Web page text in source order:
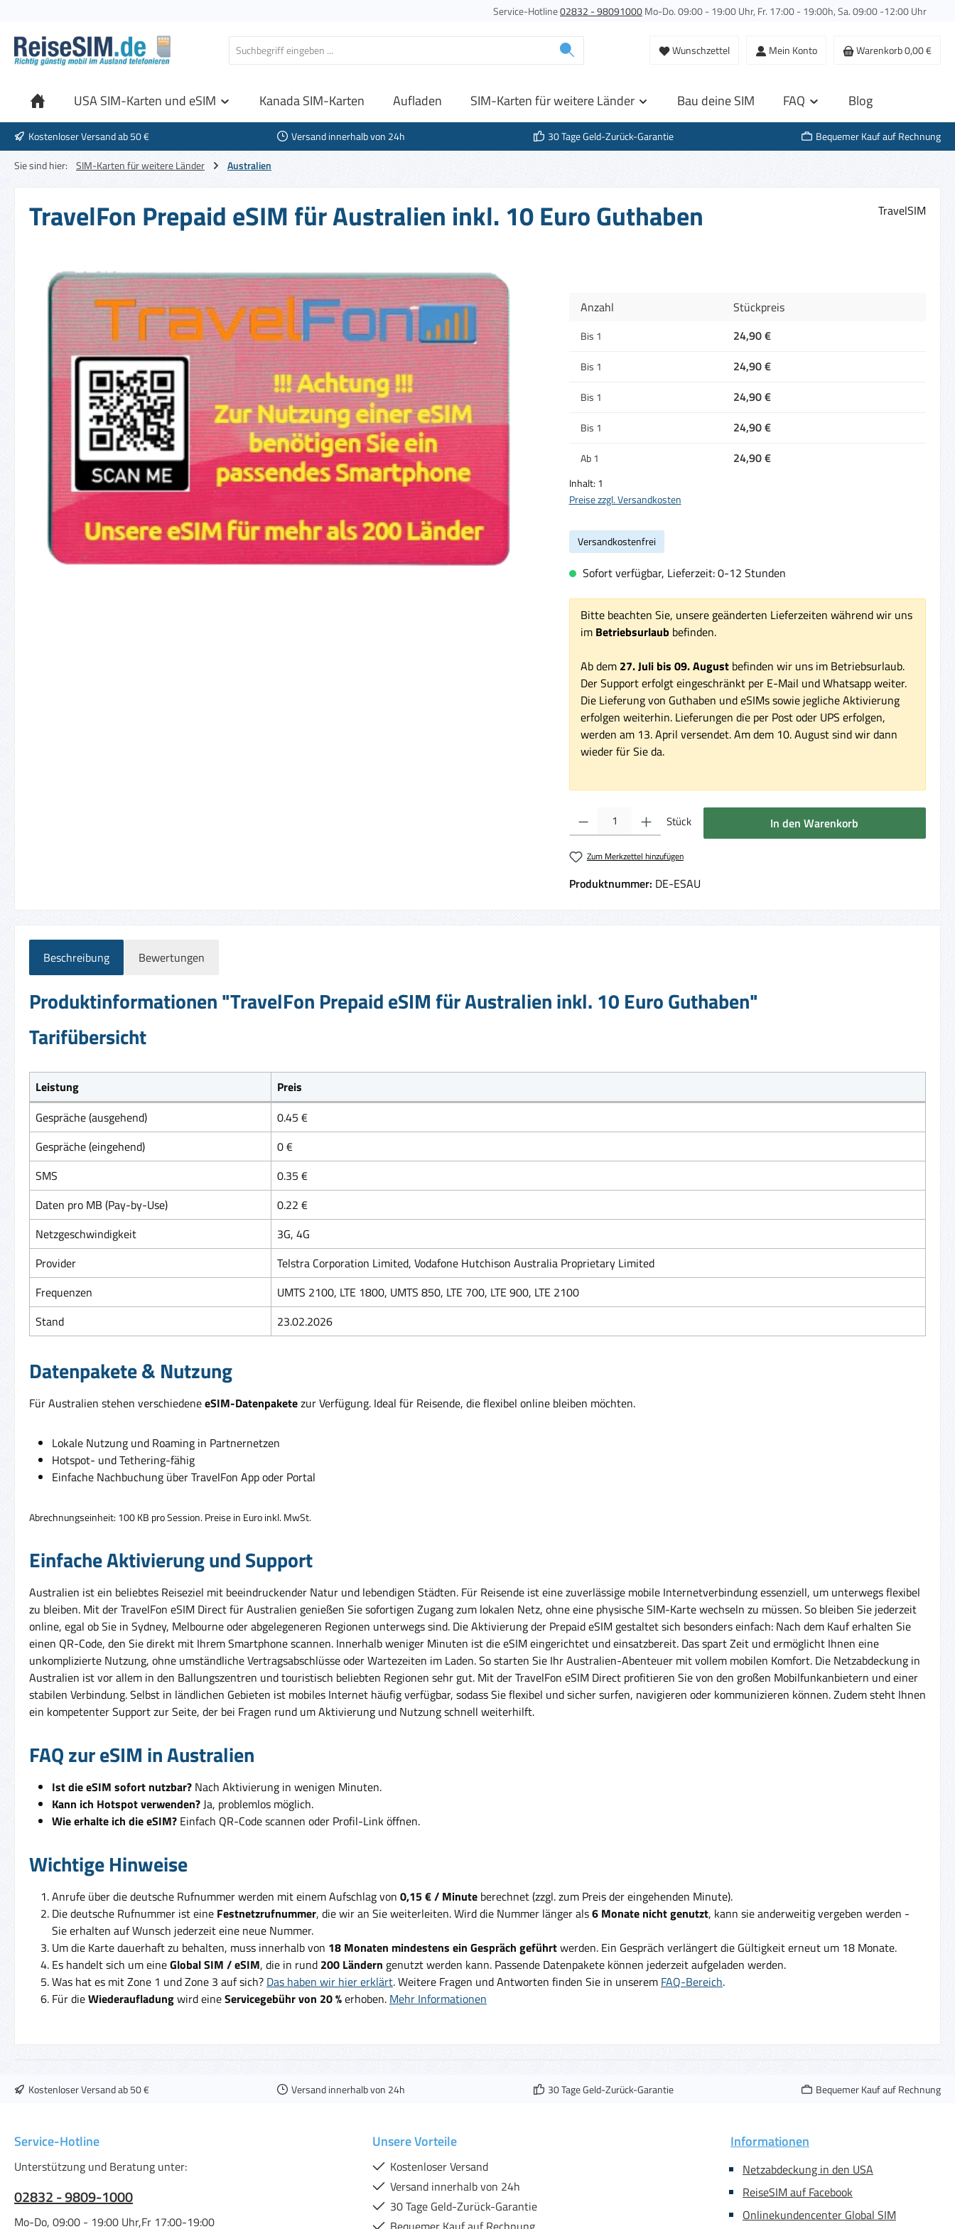
Service-Hotline02832 - 98091000Mo-Do. 09:00 - 19:00 Uhr, Fr. 17:00 - 19:00h, Sa. 09:00 -12:00 Uhr
Wunschzettel Mein Konto Warenkorb0,00 €
USA SIM-Karten und eSIM Kanada SIM-Karten Aufladen SIM-Karten für weitere Länder Bau deine SIM FAQ Blog
Kostenloser Versand ab 50 € Versand innerhalb von 24h 30 Tage Geld-Zurück-Garantie
Bequemer Kauf auf Rechnung
Sie sind hier:
SIM-Karten für weitere Länder Australien
TravelFon Prepaid eSIM für Australien inkl. 10 Euro Guthaben TravelSIM
Bildergalerie überspringen
Anzahl
Stückpreis
Bis 1 24,90 €
Bis 1 24,90 €
Bis 1 24,90 €
Bis 1 24,90 €
Ab1 24,90 €
Inhalt: 1
Preise zzgl. Versandkosten
Versandkostenfrei
Sofort verfügbar, Lieferzeit: 0-12 Stunden
Bitte beachten Sie, unsere geänderten Lieferzeiten während wir uns
im Betriebsurlaub befinden.
Ab dem 27. Juli bis 09. Augustbefinden wir uns im Betriebsurlaub.
Der Support erfolgt eingeschränkt per E-Mail und Whatsapp weiter.
Die Lieferung von Guthaben und eSIMs sowie jegliche Aktivierung
erfolgen weiterhin. Lieferungen die per Post oder UPS erfolgen,
werden am 13. April versendet. Am dem 10. August sind wir dann
wieder für Sie da.
Produkt Anzahl: Gib den gewünschten Wert ein oder benutze die Schaltflächen um die
Stück In den Warenkorb
Zum Merkzettel hinzufügen
Produktnummer: DE-ESAU
Beschreibung Bewertungen
Produktinformationen "TravelFon Prepaid eSIM für Australien inkl. 10 Euro Guthaben"
Tarifübersicht
Leistung
Preis
Gespräche (ausgehend)
0.45 €
Gespräche (eingehend)
0 €
SMS
0.35 €
Daten pro MB (Pay-by-Use)
0.22 €
Netzgeschwindigkeit
3G, 4G
Provider
Telstra Corporation Limited, Vodafone Hutchison Australia Proprietary Limited
Frequenzen
UMTS 2100, LTE 1800, UMTS 850, LTE 700, LTE 900, LTE 2100
Stand
23.02.2026
Datenpakete & Nutzung
Für Australien stehen verschiedeneeSIM-Datenpaketezur Verfügung. Ideal für Reisende, die flexibel online bleiben möchten.
Lokale Nutzung und Roaming in Partnernetzen
Hotspot- und Tethering-fähig
Einfache Nachbuchung über TravelFon App oder Portal
Abrechnungseinheit: 100 KB pro Session. Preise in Euro inkl. MwSt.
Einfache Aktivierung und Support
Australien ist ein beliebtes Reiseziel mit beeindruckender Natur und lebendigen Städten. Für Reisende ist eine zuverlässige mobile Internetverbindung essenziell, um unterwegs flexibel
zu bleiben. Mit der TravelFon eSIM Direct für Australien genießen Sie sofortigen Zugang zum lokalen Netz, ohne eine physische SIM-Karte wechseln zu müssen. So bleiben Sie jederzeit
online, egal ob Sie in Sydney, Melbourne oder abgelegeneren Regionen unterwegs sind. Die Aktivierung der Prepaid eSIM gestaltet sich besonders einfach: Nach dem Kauf erhalten Sie
einen QR-Code, den Sie direkt mit Ihrem Smartphone scannen. Innerhalb weniger Minuten ist die eSIM eingerichtet und einsatzbereit. Das spart Zeit und ermöglicht Ihnen eine
unkomplizierte Nutzung, ohne umständliche Vertragsabschlüsse oder Wartezeiten im Laden. So starten Sie Ihr Australien-Abenteuer mit vollem mobilen Komfort. Die Netzabdeckung in
Australien ist vor allem in den Ballungszentren und touristisch beliebten Regionen sehr gut. Mit der TravelFon eSIM Direct profitieren Sie von den großen Mobilfunkanbietern und einer
stabilen Verbindung. Selbst in ländlichen Gebieten ist mobiles Internet häufig verfügbar, sodass Sie flexibel und sicher surfen, navigieren oder kommunizieren können. Zudem steht Ihnen
ein kompetenter Support zur Seite, der bei Fragen rund um Aktivierung und Nutzung schnell weiterhilft.
FAQ zur eSIM in Australien
Ist die eSIM sofort nutzbar? Nach Aktivierung in wenigen Minuten.
Kann ich Hotspot verwenden? Ja, problemlos möglich.
Wie erhalte ich die eSIM? Einfach QR-Code scannen oder Profil-Link öffnen.
Wichtige Hinweise
Anrufe über die deutsche Rufnummer werden mit einem Aufschlag von 0,15 € / Minute berechnet (zzgl. zum Preis der eingehenden Minute).
Die deutsche Rufnummer ist eine Festnetzrufnummer, die wir an Sie weiterleiten. Wird die Nummer länger als6 Monate nicht genutzt, kann sie anderweitig vergeben werden -
Sie erhalten auf Wunsch jederzeit eine neue Nummer.
Um die Karte dauerhaft zu behalten, muss innerhalb von 18 Monaten mindestens ein Gespräch geführtwerden. Ein Gespräch verlängert die Gültigkeit erneut um 18 Monate.
Es handelt sich um eineGlobal SIM / eSIM, die in rund 200 Ländern genutzt werden kann. Passende Datenpakete können jederzeit aufgeladen werden.
Was hat es mit Zone 1 und Zone 3 auf sich? Das haben wir hier erklärt. Weitere Fragen und Antworten finden Sie in unserem FAQ-Bereich.
Für dieWiederaufladungwird eineServicegebühr von 20 %erhoben. Mehr Informationen
Kostenloser Versand ab 50 € Versand innerhalb von 24h 30 Tage Geld-Zurück-Garantie Bequemer Kauf auf Rechnung
Service-Hotline
Unterstützung und Beratung unter:
02832 - 9809-1000
Mo-Do, 09:00 - 19:00 Uhr,Fr 17:00-19:00
Unsere Vorteile
Kostenloser Versand
Versand innerhalb von 24h
30 Tage Geld-Zurück-Garantie
Informationen
Netzabdeckung in den USA
ReiseSIM auf Facebook
Onlinekundencenter Global SIM